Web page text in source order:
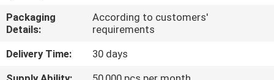
গুণমান
নিয়ন্ত্রণ
Packaging
Details:
According to customers'
requirements
Delivery Time:
30 days